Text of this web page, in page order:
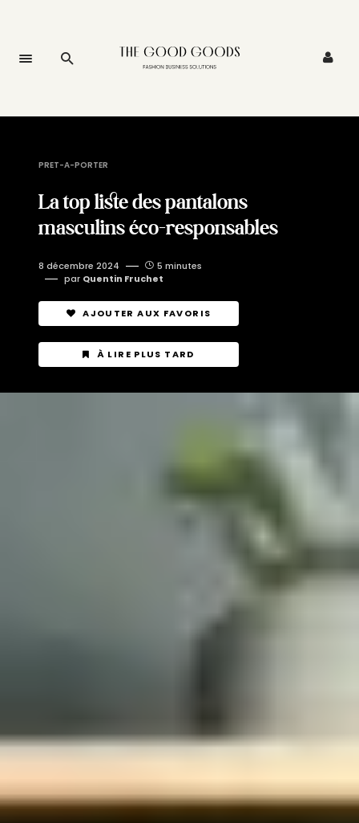
PRET-A-PORTER
La top liste des pantalons
masculins éco-responsables
8 décembre 2024
5 minutes
par Quentin Fruchet
AJOUTER AUX FAVORIS
À LIRE PLUS TARD